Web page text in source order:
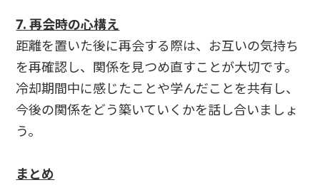
7. 再会時の心構え
距離を置いた後に再会する際は、お互いの気持ち
を再確認し、関係を見つめ直すことが大切です。
冷却期間中に感じたことや学んだことを共有し、
今後の関係をどう築いていくかを話し合いましょ
う。
まとめ